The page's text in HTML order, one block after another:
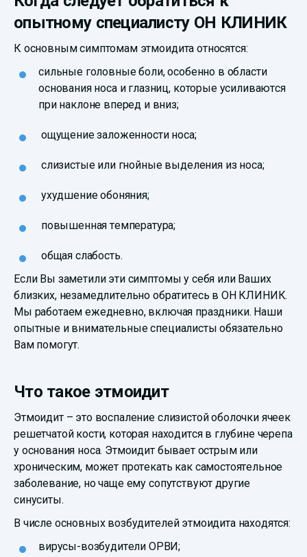
опытному специалисту ОН КЛИНИК
К основным симптомам этмоидита относятся:
сильные головные боли, особенно в области
основания носа и глазниц, которые усиливаются
при наклоне вперед и вниз;
ощущение заложенности носа;
слизистые или гнойные выделения из носа;
ухудшение обоняния;
повышенная температура;
общая слабость.
Если Вы заметили эти симптомы у себя или Ваших
близких, незамедлительно обратитесь в ОН КЛИНИК.
Мы работаем ежедневно, включая праздники. Наши
опытные и внимательные специалисты обязательно
Вам помогут.
Что такое этмоидит
Этмоидит – это воспаление слизистой оболочки ячеек
решетчатой кости, которая находится в глубине черепа
у основания носа. Этмоидит бывает острым или
хроническим, может протекать как самостоятельное
заболевание, но чаще ему сопутствуют другие
синуситы.
В числе основных возбудителей этмоидита находятся:
вирусы-возбудители ОРВИ;